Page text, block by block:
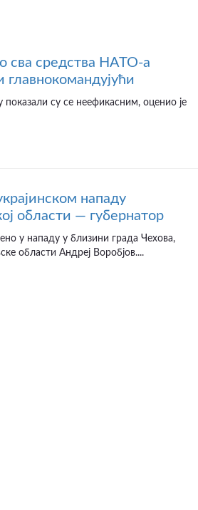
сва средства НАТО-а
показали су се неефикасним, оценио је
нападу
области — губернатор
у нападу у близини града Чехова,
области Андреј Воробјов....